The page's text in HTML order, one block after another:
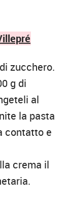
zucchero.
g di
al
la pasta
contatto e
crema il